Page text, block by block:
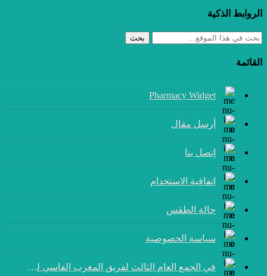
الروابط الذكية
بحث
القائمة
Pharmacy Widget
أرسل مقال
إتصل بنا
اتفاقية الاستخدام
حالة الطقس
سياسة الخصوصية
في الجمع العام الثالث لفريق المغرب الفاسي لكرة القدم: